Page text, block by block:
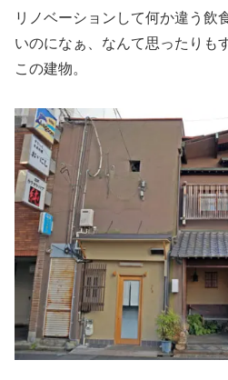
リノベーションして何か違う飲
いのになぁ、なんて思ったりも
この建物。